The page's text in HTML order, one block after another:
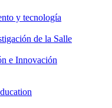
y tecnología
de la Salle
e Innovación